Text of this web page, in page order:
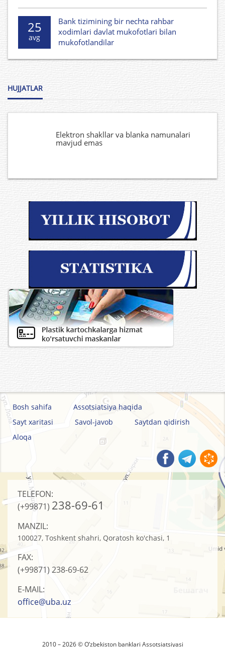
25
avg
Bank tizimining bir nechta rahbar
xodimlari davlat mukofotlari bilan
mukofotlandilar
HUJJATLAR
Elektron shakllar va blanka namunalari
mavjud emas
Bosh sahifa
Assotsiatsiya haqida
Sayt xaritasi
Savol-javob
Saytdan qidirish
Aloqa
TELEFON:
(+99871) 238-69-61
MANZIL:
100027, Toshkent shahri, Qoratosh ko'chasi, 1
FAX:
(+99871) 238-69-62
E-MAIL:
office@uba.uz
2010 – 2026 © O’zbеkistоn banklari Assоtsiatsiyasi